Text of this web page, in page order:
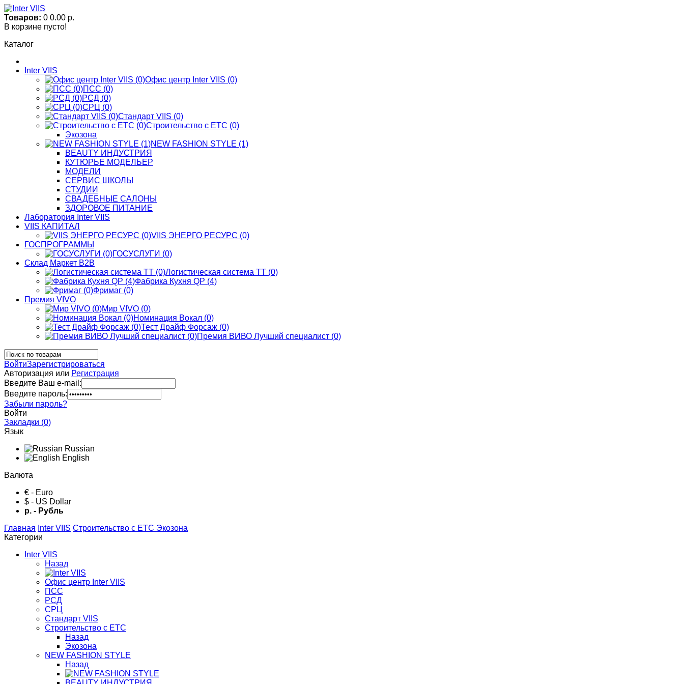
Товаров: 0 0.00 р.
В корзине пусто!
Каталог
Inter VIIS
Офис центр Inter VIIS (0)
ПСС (0)
РСД (0)
СРЦ (0)
Стандарт VIIS (0)
Строительство с ЕТС (0)
Экозона
NEW FASHION STYLE (1)
BЕАUTY ИНДУСТРИЯ
КУТЮРЬЕ МОДЕЛЬЕР
МОДЕЛИ
СЕРВИС ШКОЛЫ
СТУДИИ
СВАДЕБНЫЕ САЛОНЫ
ЗДОРОВОЕ ПИТАНИЕ
Лаборатория Inter VIIS
VIIS КАПИТАЛ
VIIS ЭНЕРГО РЕСУРС (0)
ГОСПРОГРАММЫ
ГОСУСЛУГИ (0)
Склад Маркет В2В
Логистическая система ТТ (0)
Фабрика Кухня QP (4)
Фримаг (0)
Премия VIVO
Мир VIVO (0)
Номинация Вокал (0)
Тест Драйф Форсаж (0)
Премия ВИВО Лучший специалист (0)
ВойтиЗарегистрироваться
Авторизация или Регистрация
Введите Ваш e-mail:
Введите пароль:
Забыли пароль?
Войти
Закладки (0)
Язык
Russian
English
Валюта
€ - Euro
$ - US Dollar
р. - Рубль
Главная Inter VIIS Строительство с ЕТС Экозона
Категории
Inter VIIS
Назад
Офис центр Inter VIIS
ПСС
РСД
СРЦ
Стандарт VIIS
Строительство с ЕТС
Назад
Экозона
NEW FASHION STYLE
Назад